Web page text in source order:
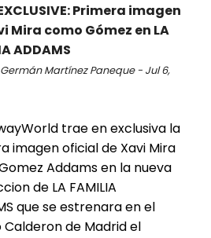
Primera imagen
Mira como Gómez en LA
ADDAMS
Martínez Paneque - Jul 6,
trae en exclusiva la
imagen oficial de Xavi Mira
Addams en la nueva
de LA FAMILIA
que se estrenara en el
Calderon de Madrid el